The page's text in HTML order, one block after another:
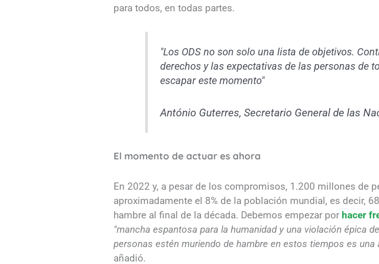
para todos, en todas partes.
"Los ODS no son solo una lista de objetivos.
derechos y las expectativas de las personas de
escapar este momento"
António Guterres, Secretario General de las
El momento de actuar es ahora
En 2022 y, a pesar de los compromisos, 1.200 millones de
aproximadamente el 8% de la población mundial, es decir,
hambre al final de la década. Debemos empezar por hacer
"mancha espantosa para la humanidad y una violación épica
personas estén muriendo de hambre en estos tiempos es
añadió.